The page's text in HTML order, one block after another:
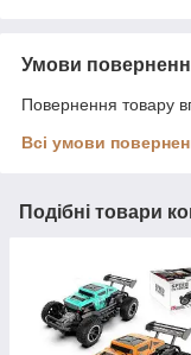
Умови
Повернення товару
Всі умови
Подібні товари